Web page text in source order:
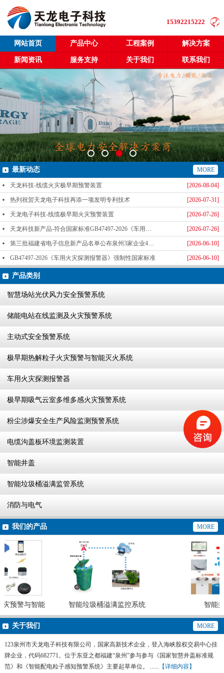
15392215222
网站首页 产品中心 工程案例 解决方案
新闻资讯 服务支持 关于我们 联系我们
最新动态 MORE
[2026-08-04]
天龙科技-线缆火灾极早期预警装置
[2026-07-31]
热列祝贺天龙电子科技再添一项发明专利技术
[2026-07-26]
天龙电子科技-线缆极早期火灾预警装置
[2026-07-26]
天龙科技新产品-符合国家标准GB47497-2026《车用火灾探测报警器》标准发布
[2026-06-10]
第三批福建省电子信息新产品名单公布泉州3家企业4款产品成功入选-泉州天龙科技
[2026-06-10]
GB47497-2026《车用火灾探测报警器》强制性国家标准
产品类别
智慧场站光伏风力安全预警系统
储能电站在线监测及火灾预警系统
主动式安全预警系统
极早期热解粒子火灾预警与智能灭火系统
车用火灾探测报警器
极早期吸气云室多维多感火灾预警系统
粉尘涉爆安全生产风险监测预警系统
电缆沟盖板环境监测装置
智能井盖
智能垃圾桶溢满监管系统
消防与电气
我们的产品 MORE
预警与智能
智能垃圾桶溢满监控系统 智能井
关于我们 MORE
123泉州市天龙电子科技有限公司，国家高新技术企业，登入海峡股权交易中心挂
牌企业，代码682771。位于东亚之都福建“泉州”参与参与《国家智慧井盖标准规
范》和《智能配电粒子感知预警系统》主要起草单位。 ...... 【详细内容】